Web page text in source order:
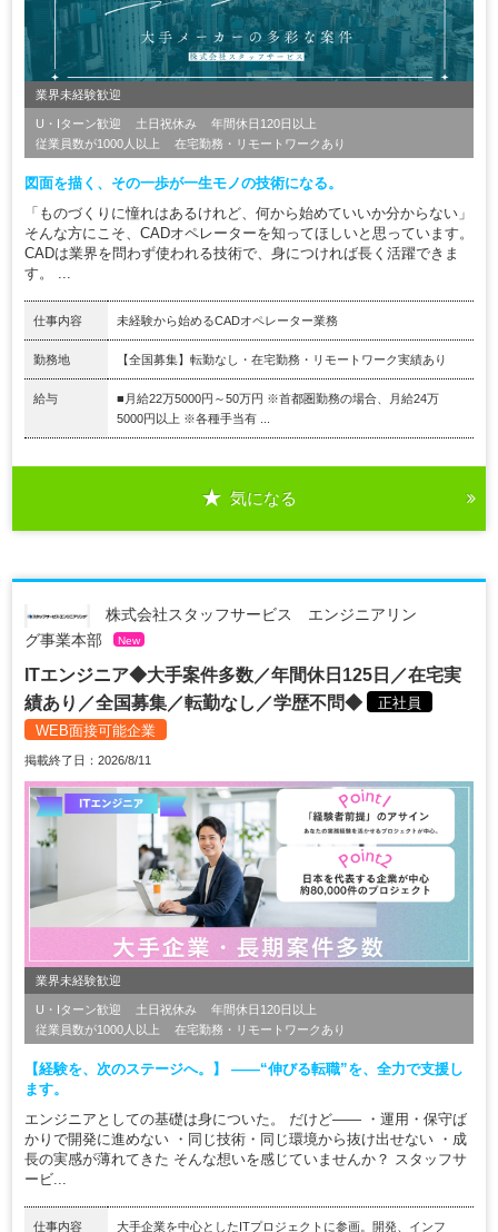
業界未経験歓迎
U・Iターン歓迎 土日祝休み
年間休日120日以上
従業員数が1000人以上
在宅勤務・リモートワークあり
図面を描く、その一歩が一生モノの技術になる。
「ものづくりに憧れはあるけれど、何から始めていいか分からない」
そんな方にこそ、CADオペレーターを知ってほしいと思っています。
CADは業界を問わず使われる技術で、身につければ長く活躍できま
す。 ...
仕事内容 未経験から始めるCADオペレーター業務
勤務地 【全国募集】転勤なし・在宅勤務・リモートワーク実績あり
給与
■月給22万5000円～50万円 ※首都圏勤務の場合、月給24万
5000円以上 ※各種手当有 ...
気になる
株式会社スタッフサービス エンジニアリン
グ事業本部
New
ITエンジニア◆大手案件多数／年間休日125日／在宅実
績あり／全国募集／転勤なし／学歴不問◆
正社員
WEB面接可能企業
掲載終了日：2026/8/11
業界未経験歓迎
U・Iターン歓迎 土日祝休み
年間休日120日以上
従業員数が1000人以上
在宅勤務・リモートワークあり
【経験を、次のステージへ。】 ――“伸びる転職”を、全力で支援し
ます。
エンジニアとしての基礎は身についた。 だけど―― ・運用・保守ば
かりで開発に進めない ・同じ技術・同じ環境から抜け出せない ・成
長の実感が薄れてきた そんな想いを感じていませんか？ スタッフサ
ービ...
仕事内容 大手企業を中心としたITプロジェクトに参画。開発、インフ